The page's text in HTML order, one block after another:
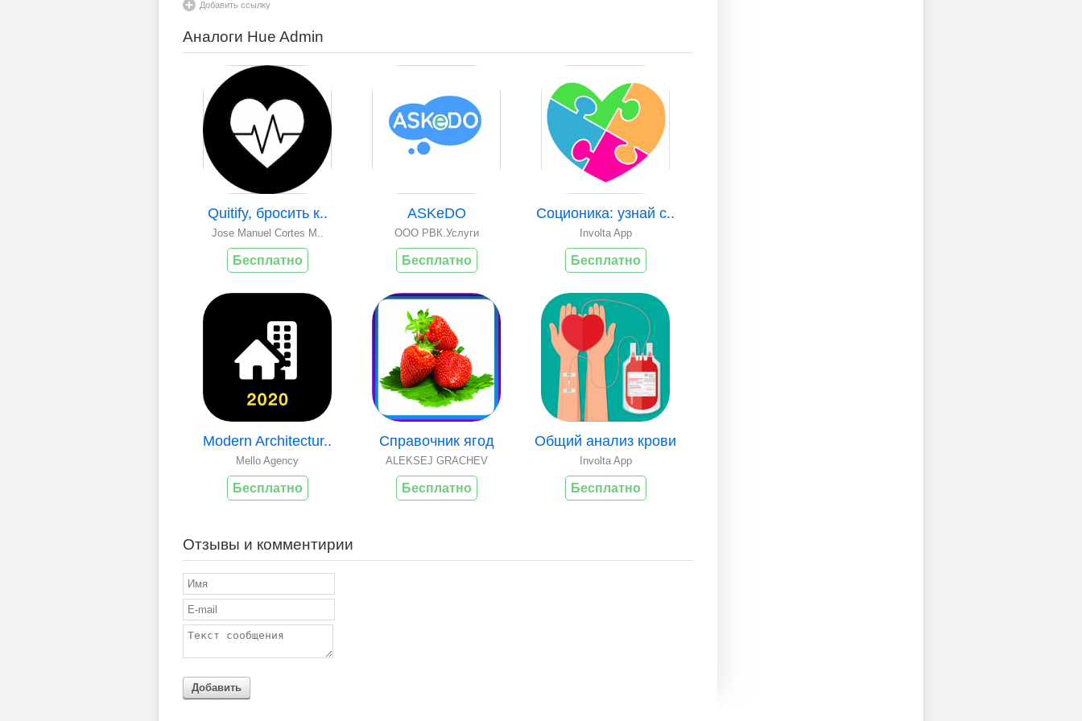
Добавить ссылку
Аналоги Hue Admin
Quitify, бросить к..
Jose Manuel Cortes M..
Бесплатно
ASKeDO
ООО РВК.Услуги
Бесплатно
Соционика: узнай с..
Involta App
Бесплатно
Modern Architectur..
Mello Agency
Бесплатно
Справочник ягод
ALEKSEJ GRACHEV
Бесплатно
Общий анализ крови
Involta App
Бесплатно
Отзывы и комментирии
Добавить